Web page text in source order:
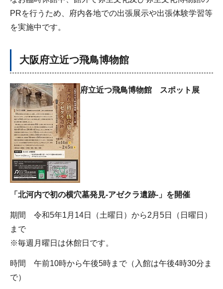
PRを行うため、府内各地での出張展示や出張体験学習等
を実施中です。
大阪府立近つ飛鳥博物館
府立近つ飛鳥博物館 スポット展
「北河内で初の横穴墓発見-アゼクラ遺跡-」を開催
期間 令和5年1月14日（土曜日）から2月5日（日曜日）
まで
※毎週月曜日は休館日です。
時間 午前10時から午後5時まで（入館は午後4時30分ま
で）